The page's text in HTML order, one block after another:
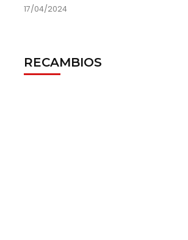
17/04/2024
RECAMBIOS